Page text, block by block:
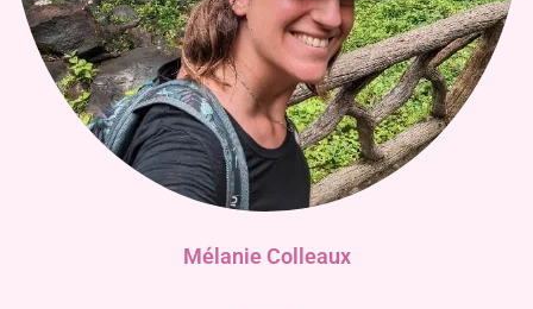
Mélanie Colleaux